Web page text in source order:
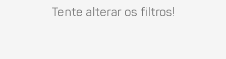
Tente alterar os filtros!